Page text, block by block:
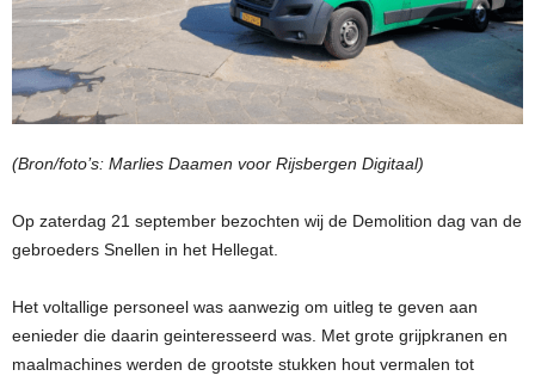
(Bron/foto’s: Marlies Daamen voor Rijsbergen Digitaal)
Op zaterdag 21 september bezochten wij de Demolition dag van de
gebroeders Snellen in het Hellegat.
Het voltallige personeel was aanwezig om uitleg te geven aan
eenieder die daarin geinteresseerd was. Met grote grijpkranen en
maalmachines werden de grootste stukken hout vermalen tot